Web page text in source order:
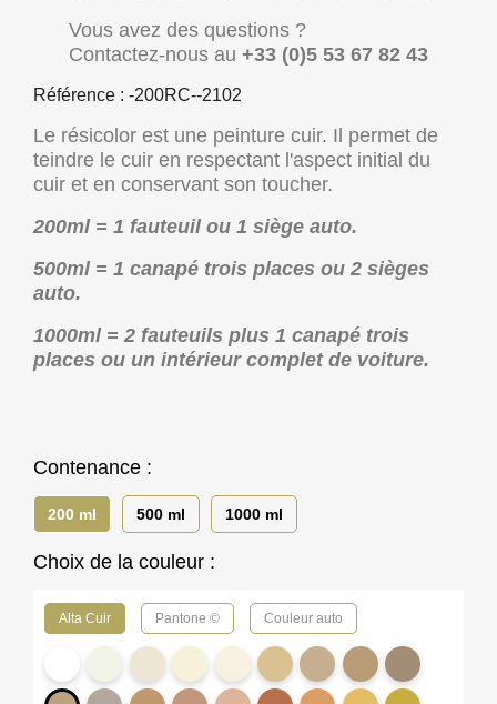
Vous avez des questions ?
Contactez-nous au +33 (0)5 53 67 82 43
Référence : -200RC--2102
Le résicolor est une peinture cuir. Il permet de
teindre le cuir en respectant l'aspect initial du
cuir et en conservant son toucher.
200ml = 1 fauteuil ou 1 siège auto.
500ml = 1 canapé trois places ou 2 sièges
auto.
1000ml = 2 fauteuils plus 1 canapé trois
places ou un intérieur complet de voiture.
Contenance :
200 ml 500 ml 1000 ml
Choix de la couleur :
Alta Cuir Pantone © Couleur auto
-
IN01
-
AC08
-
2129 2107 2126 2071 2131